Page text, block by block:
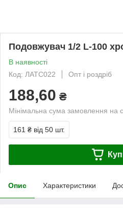
Подовжувач 1/2 L-100
В наявності
Код: ЛАТС022
Опт і роздріб
188,60 ₴
Мінімальна сума замовлення на
161 ₴ від 50 шт.
Опис Характеристики